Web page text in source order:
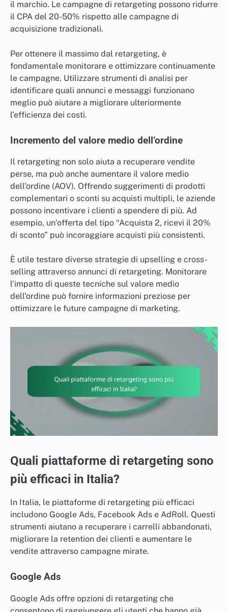
il marchio. Le campagne di retargeting possono ridurre
il CPA del 20-50% rispetto alle campagne di
acquisizione tradizionali.
Per ottenere il massimo dal retargeting, è
fondamentale monitorare e ottimizzare continuamente
le campagne. Utilizzare strumenti di analisi per
identificare quali annunci e messaggi funzionano
meglio può aiutare a migliorare ulteriormente
l’efficienza dei costi.
Incremento del valore medio dell’ordine
Il retargeting non solo aiuta a recuperare vendite
perse, ma può anche aumentare il valore medio
dell’ordine (AOV). Offrendo suggerimenti di prodotti
complementari o sconti su acquisti multipli, le aziende
possono incentivare i clienti a spendere di più. Ad
esempio, un’offerta del tipo “Acquista 2, ricevi il 20%
di sconto” può incoraggiare acquisti più consistenti.
È utile testare diverse strategie di upselling e cross-
selling attraverso annunci di retargeting. Monitorare
l’impatto di queste tecniche sul valore medio
dell’ordine può fornire informazioni preziose per
ottimizzare le future campagne di marketing.
Quali piattaforme di retargeting sono
più efficaci in Italia?
In Italia, le piattaforme di retargeting più efficaci
includono Google Ads, Facebook Ads e AdRoll. Questi
strumenti aiutano a recuperare i carrelli abbandonati,
migliorare la retention dei clienti e aumentare le
vendite attraverso campagne mirate.
Google Ads
Google Ads offre opzioni di retargeting che